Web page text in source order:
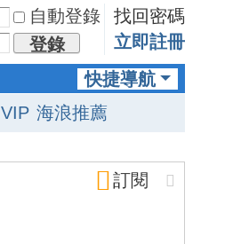
自動登錄
找回密碼
登錄
立即註冊
快捷導航
VIP 海浪推薦
訂閱